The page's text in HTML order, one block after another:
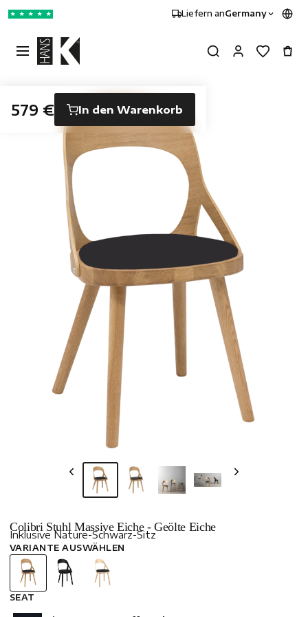
★ ★ ★ ★ ★ Liefern anGermany
Colibri Stuhl Massive Eiche - Geölte Eiche
Inklusive Nature-Schwarz-Sitz
VARIANTE AUSWÄHLEN
SEAT
579 € In den Warenkorb